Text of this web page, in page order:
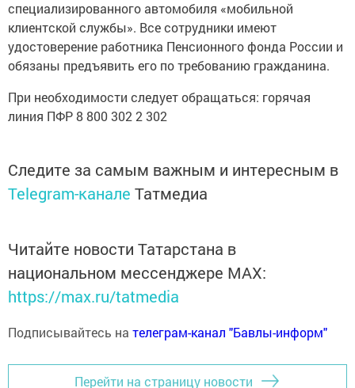
специализированного автомобиля «мобильной
клиентской службы». Все сотрудники имеют
удостоверение работника Пенсионного фонда России и
обязаны предъявить его по требованию гражданина.
При необходимости следует обращаться: горячая
линия ПФР 8 800 302 2 302
Следите за самым важным и интересным в
Telegram-канале Татмедиа
Читайте новости Татарстана в
национальном мессенджере MАХ:
https://max.ru/tatmedia
Подписывайтесь на телеграм-канал "Бавлы-информ"
Перейти на страницу новости